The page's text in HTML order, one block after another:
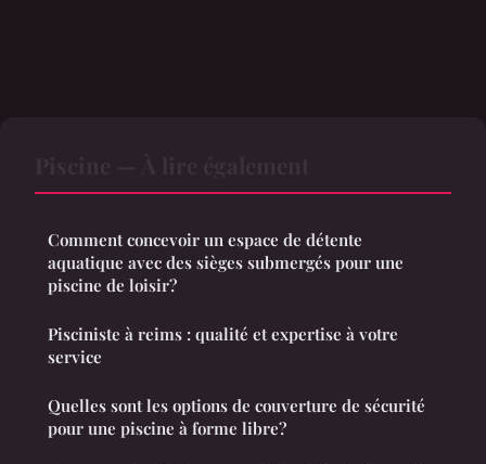
Comment concevoir un espace de détente
aquatique avec des sièges submergés pour une
piscine de loisir?
Pisciniste à reims : qualité et expertise à votre
service
Quelles sont les options de couverture de sécurité
pour une piscine à forme libre?